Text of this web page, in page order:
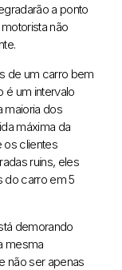
a ponto
não
de um carro bem
é um intervalo
maioria dos
máxima da
os clientes
ruins, eles
do carro em 5
demorando
mesma
não ser apenas